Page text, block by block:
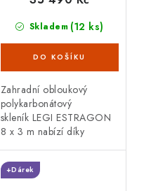
Skladem (12 ks)
Zahradní obloukový
polykarbonátový
skleník LEGI ESTRAGON
8 x 3 m nabízí díky
ocelové konstrukci
vysokou odolnost proti
+Dárek